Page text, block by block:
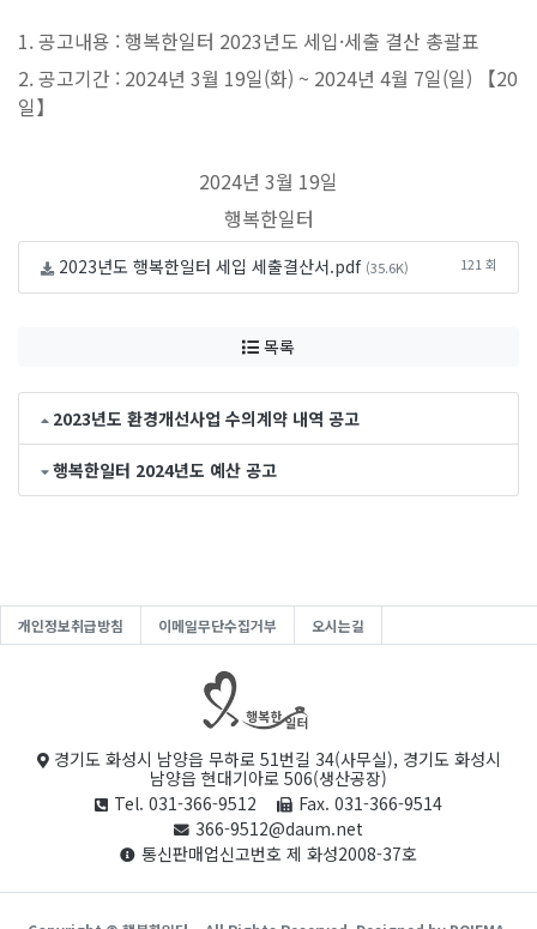
1. 공고내용 : 행복한일터 2023년도 세입·세출 결산 총괄표
2. 공고기간 : 2024년 3월 19일(화) ~ 2024년 4월 7일(일) 【20
일】
2024년 3월 19일
행복한일터
2023년도 행복한일터 세입 세출결산서.pdf (35.6K) 121 회
목록
2023년도 환경개선사업 수의계약 내역 공고
행복한일터 2024년도 예산 공고
개인정보취급방침 이메일무단수집거부 오시는길
경기도 화성시 남양읍 무하로 51번길 34(사무실), 경기도 화성시
남양읍 현대기아로 506(생산공장)
Tel. 031-366-9512
Fax. 031-366-9514
366-9512@daum.net
통신판매업신고번호 제 화성2008-37호